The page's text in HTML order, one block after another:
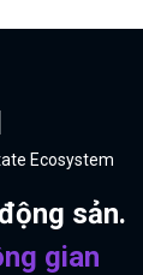
Ecosystem
sản.
gian